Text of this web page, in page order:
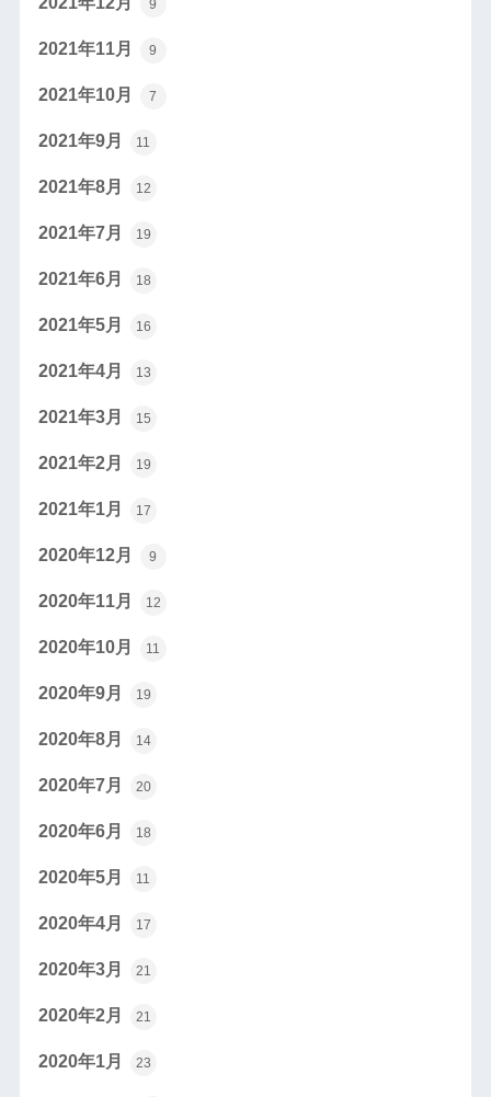
9
2021年11月 9
2021年10月 7
2021年9月 11
2021年8月 12
2021年7月 19
2021年6月 18
2021年5月 16
2021年4月 13
2021年3月 15
2021年2月 19
2021年1月 17
2020年12月 9
2020年11月 12
2020年10月 11
2020年9月 19
2020年8月 14
2020年7月 20
2020年6月 18
2020年5月 11
2020年4月 17
2020年3月 21
2020年2月 21
2020年1月 23